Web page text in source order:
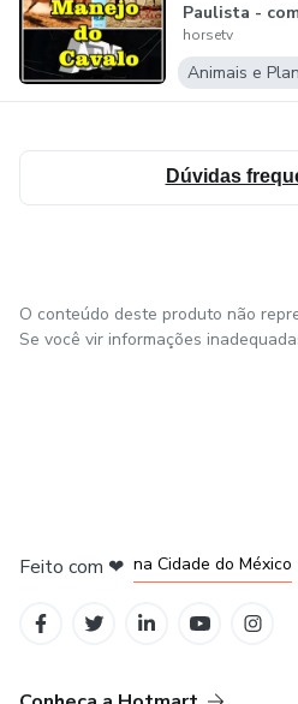
Paulista -
Fleury e J.O...
horsetv
Animais e
Dúvidas
O conteúdo deste produto não
Se você vir informações
Feito com ❤ na Cidade do México